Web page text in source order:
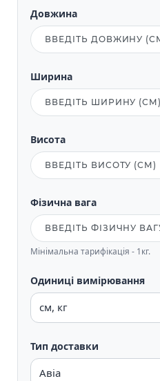
Довжина
Ширина
Висота
Фізична вага
Мінімальна тарифікація - 1кг.
Одиниці вимірювання
Тип доставки